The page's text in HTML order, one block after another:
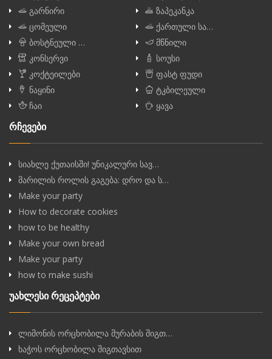
გარნირი
ზაპეკანკა
ცომეული
ქართული სა…
ბოსტნეული …
მწნილი
კონსერვი
სოუსი
კოქტეილები
ფასტ ფუდი
ნაყინი
ტკბილეული
ჩაი
ყავა
რჩევები
სიახლე ქუთაისში! უნიკალური სავ…
მარილის როლის გაგება: დრო და ს…
Make your party
How to decorate cookies
how to be healthy
Make your own bread
Make your party
how to make sushi
უახლესი რეცეპტები
ლიმონის ორცხობილა მურაბის შიგთ…
ხაჭოს ორცხობილა შიგთავსით